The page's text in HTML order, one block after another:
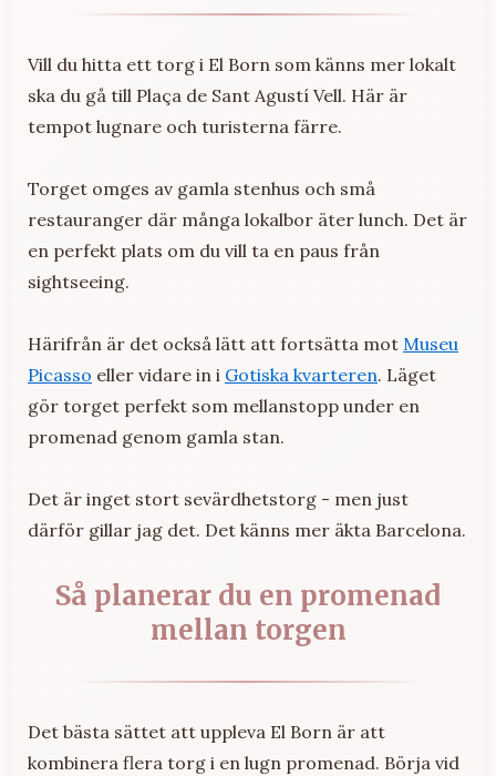
Vill du hitta ett torg i El Born som känns mer lokalt
ska du gå till Plaça de Sant Agustí Vell. Här är
tempot lugnare och turisterna färre.
Torget omges av gamla stenhus och små
restauranger där många lokalbor äter lunch. Det är
en perfekt plats om du vill ta en paus från
sightseeing.
Härifrån är det också lätt att fortsätta mot Museu
Picasso eller vidare in i Gotiska kvarteren. Läget
gör torget perfekt som mellanstopp under en
promenad genom gamla stan.
Det är inget stort sevärdhetstorg - men just
därför gillar jag det. Det känns mer äkta Barcelona.
Så planerar du en promenad
mellan torgen
Det bästa sättet att uppleva El Born är att
kombinera flera torg i en lugn promenad. Börja vid